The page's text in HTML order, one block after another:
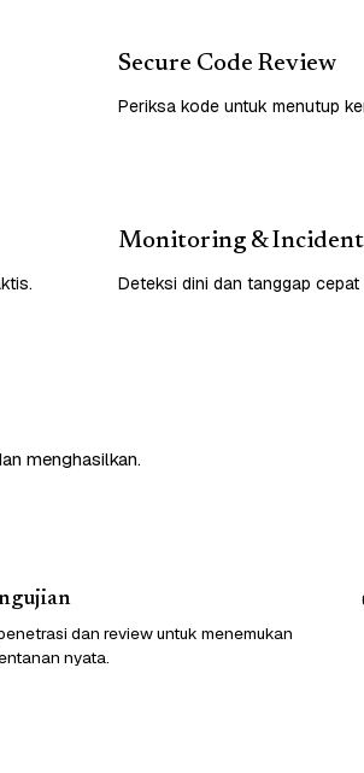
Secure Code Review
Periksa kode untuk menutup
Monitoring & Incident
Deteksi dini dan tanggap
menghasilkan.
dan review untuk menemukan
nyata.